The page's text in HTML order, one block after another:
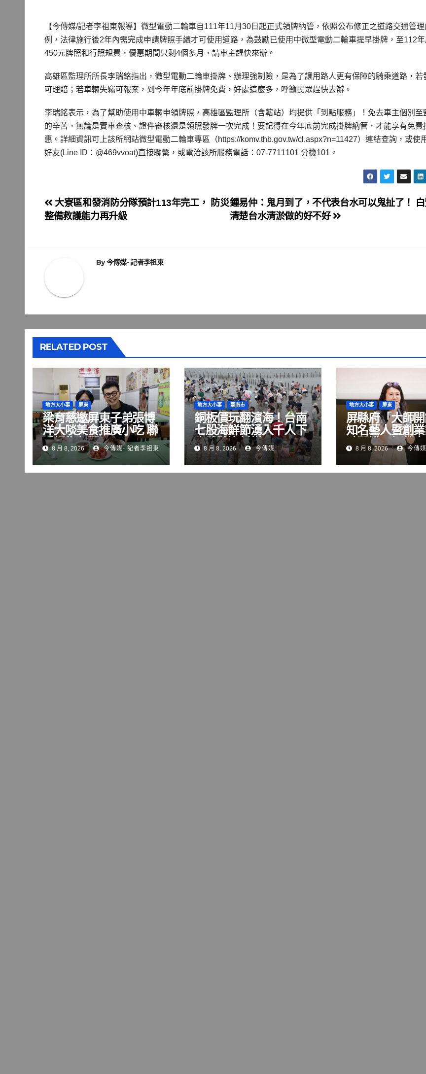
【今傳媒/記者李祖東報導】微型電動二輪車自111年11月30日起正式領牌納管，依照公布修正之道路交通管
例，法律施行後2年內需完成申請牌照手續才可使用道路，為鼓勵已使用中微型電動二輪車提早掛牌，至112
450元牌照和行照規費，優惠期間只剩4個多月，請車主趕快來辦。
高雄區監理所所長李瑞銘指出，微型電動二輪車掛牌、辦理強制險，是為了讓用路人更有保障的騎乘道路，若
可理賠；若車輛失竊可報案，到今年年底前掛牌免費，好處這麼多，呼籲民眾趕快去辦。
李瑞銘表示，為了幫助使用中車輛申領牌照，高雄區監理所（含轄站）均提供「到點服務」！免去車主個別至
的辛苦，無論是實車查核、證件審核還是領照發牌一次完成！要記得在今年底前完成掛牌納管，才能享有免費
惠。詳細資訊可上該所網站微型電動二輪車專區（https://komv.thb.gov.tw/cl.aspx?n=11427）連結查詢，或使
好友(Line ID：@469vvoat)直接聯繫，或電洽該所服務電話：07-7711101 分機101。
文
章
鍾易仲：鬼月到了，不代表台水可以鬼扯了！
清楚台水清淤做的好不好
大寮區和發消防分隊預計113年完工， 防災
整備救護能力再升級
By今傳媒- 記者李祖東
RELATED POST
地方大小事 屏東
梁育慈邀屏東子弟張博
洋大啖美食推廣小吃 聯
手掃街拜票
8 月 8, 2026 今傳媒- 記者李祖東
地方大小事 臺南市
銅板價玩翻濱海！台南
七股海鮮節湧入千人下
水體驗漁村樂
8 月 8, 2026 今傳媒
地方大小事 屏東
屏縣府「大師
知名藝人暨創
晴開講 解鎖青
變現與品牌經
8 月 8, 2026 今傳